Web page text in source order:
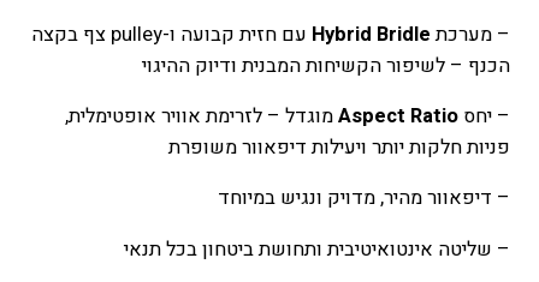
– מערכתHybrid Bridle
עם חזית קבועה ו-pulley צף בקצה
הכנף – לשיפור הקשיחות המבנית ודיוק ההיגוי
– יחס Aspect Ratioמוגדל – לזרימת אוויר אופטימלית,
פניות חלקות יותר ויעילות דיפאוור משופרת
– דיפאוור מהיר, מדויק ונגיש במיוחד
– שליטה אינטואיטיבית ותחושת ביטחון בכל תנאי